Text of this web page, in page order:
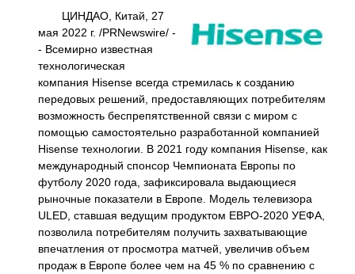
ЦИНДАО, Китай, 27
мая 2022 г. /PRNewswire/ -
- Всемирно известная
технологическая
компания Hisense всегда стремилась к созданию
передовых решений, предоставляющих потребителям
возможность беспрепятственной связи с миром с
помощью самостоятельно разработанной компанией
Hisense технологии. В 2021 году компания Hisense, как
международный спонсор Чемпионата Европы по
футболу 2020 года, зафиксировала выдающиеся
рыночные показатели в Европе. Модель телевизора
ULED, ставшая ведущим продуктом ЕВРО-2020 УЕФА,
позволила потребителям получить захватывающие
впечатления от просмотра матчей, увеличив объем
продаж в Европе более чем на 45 % по сравнению с